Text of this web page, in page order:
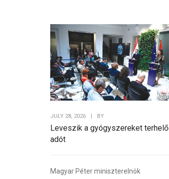
JULY 28, 2026 BY
Leveszik a gyógyszereket terhelő
adót
Magyar Péter miniszterelnök